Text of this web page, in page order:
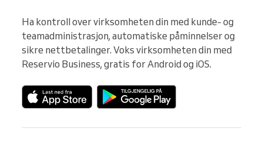
Ha kontroll over virksomheten din med kunde- og
teamadministrasjon, automatiske påminnelser og
sikre nettbetalinger. Voks virksomheten din med
Reservio Business, gratis for Android og iOS.